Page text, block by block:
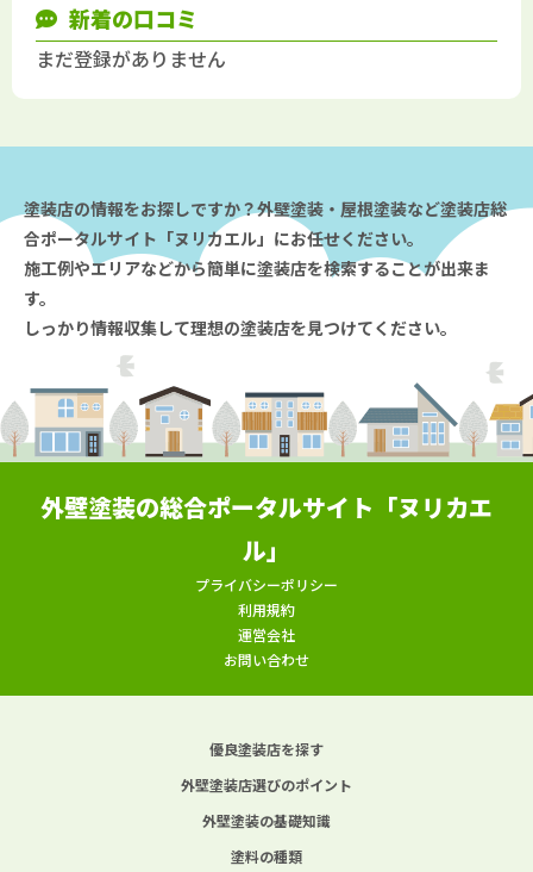
新着の口コミ
まだ登録がありません
塗装店の情報をお探しですか？外壁塗装・屋根塗装など塗装店総
合ポータルサイト「ヌリカエル」にお任せください。
施工例やエリアなどから簡単に塗装店を検索することが出来ま
す。
しっかり情報収集して理想の塗装店を見つけてください。
外壁塗装の総合ポータルサイト「ヌリカエ
ル」
プライバシーポリシー
利用規約
運営会社
お問い合わせ
優良塗装店を探す
外壁塗装店選びのポイント
外壁塗装の基礎知識
塗料の種類